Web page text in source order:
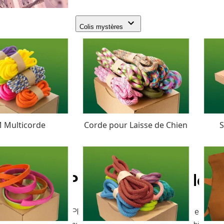
Colis mystères
Multicorde Corde pour Laisse de Chien
Blanc PPM Tresse Solide -
Solid braided PPM cord is made from Polypropylene